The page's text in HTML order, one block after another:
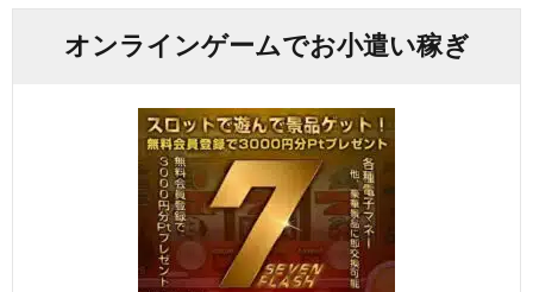
オンラインゲームでお小遣い稼ぎ